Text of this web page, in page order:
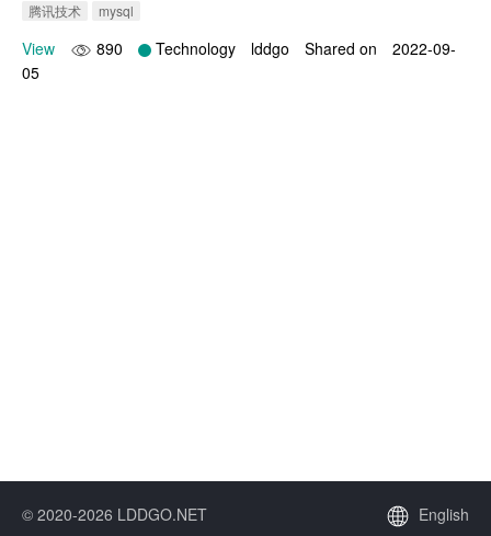
腾讯技术 mysql
View 890 Technology lddgo Shared on
2022-09-
05
© 2020-2026 LDDGO.NET English